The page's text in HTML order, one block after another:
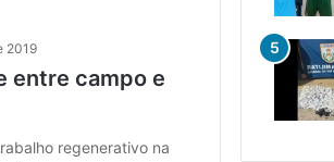
2019
entre campo e
regenerativo na